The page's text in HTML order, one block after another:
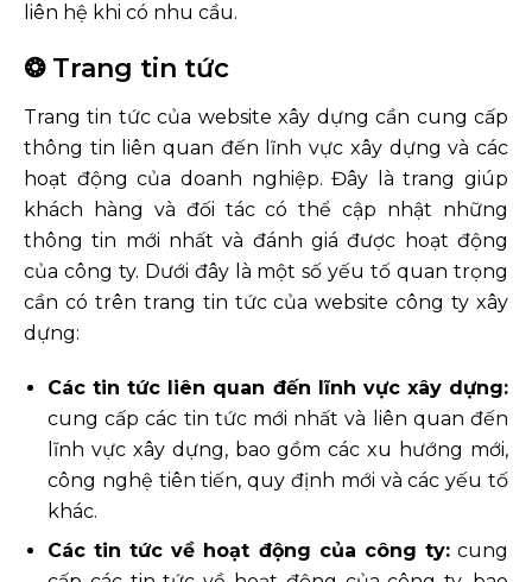
liên hệ khi có nhu cầu.
❂ Trang tin tức
Trang tin tức của website xây dựng cần cung cấp
thông tin liên quan đến lĩnh vực xây dựng và các
hoạt động của doanh nghiệp. Đây là trang giúp
khách hàng và đối tác có thể cập nhật những
thông tin mới nhất và đánh giá được hoạt động
của công ty. Dưới đây là một số yếu tố quan trọng
cần có trên trang tin tức của website công ty xây
dựng:
Các tin tức liên quan đến lĩnh vực xây dựng:
cung cấp các tin tức mới nhất và liên quan đến
lĩnh vực xây dựng, bao gồm các xu hướng mới,
công nghệ tiên tiến, quy định mới và các yếu tố
khác.
Các tin tức về hoạt động của công ty:cung